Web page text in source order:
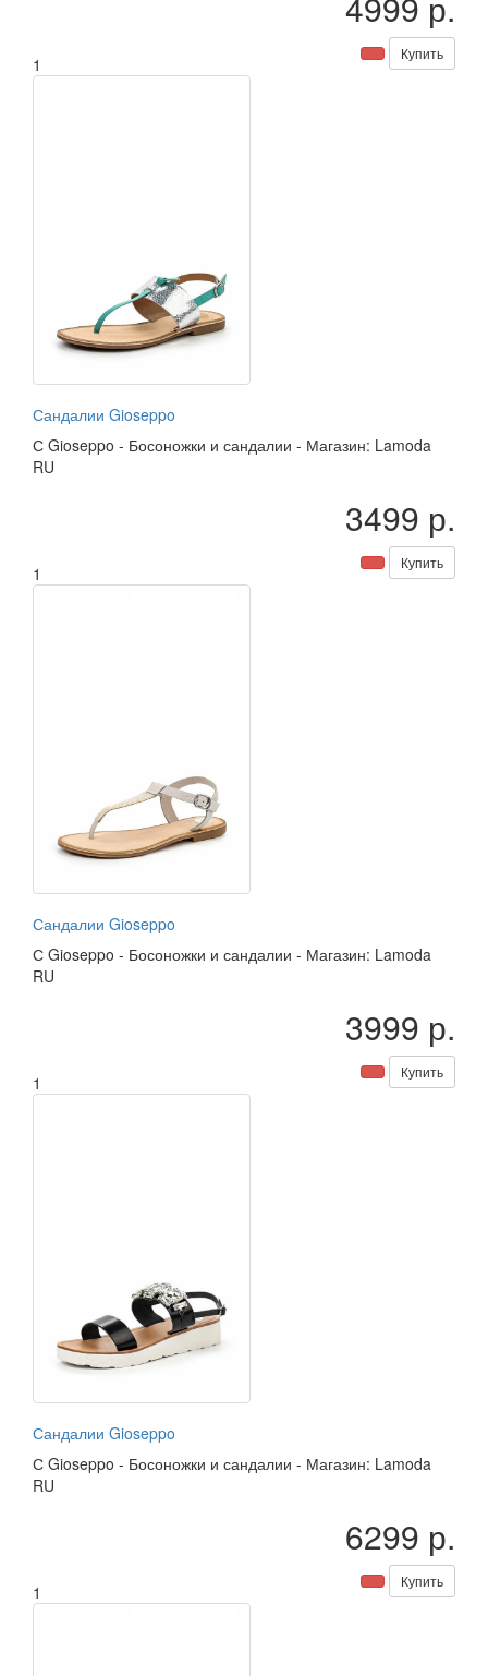
Купить
1
Сандалии Gioseppo
С Gioseppo - Босоножки и сандалии - Магазин: Lamoda
RU
3499 р.
Купить
1
Сандалии Gioseppo
С Gioseppo - Босоножки и сандалии - Магазин: Lamoda
RU
3999 р.
Купить
1
Сандалии Gioseppo
С Gioseppo - Босоножки и сандалии - Магазин: Lamoda
RU
6299 р.
Купить
1